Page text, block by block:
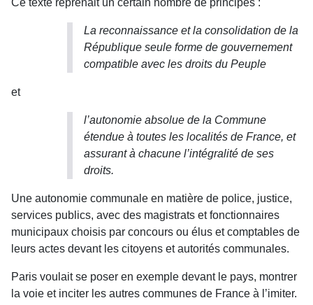
Ce texte reprenait un certain nombre de principes :
La reconnaissance et la consolidation de la
République seule forme de gouvernement
compatible avec les droits du Peuple
et
l’autonomie absolue de la Commune
étendue à toutes les localités de France, et
assurant à chacune l’intégralité de ses
droits.
Une autonomie communale en matière de police, justice,
services publics, avec des magistrats et fonctionnaires
municipaux choisis par concours ou élus et comptables de
leurs actes devant les citoyens et autorités communales.
Paris voulait se poser en exemple devant le pays, montrer
la voie et inciter les autres communes de France à l’imiter.